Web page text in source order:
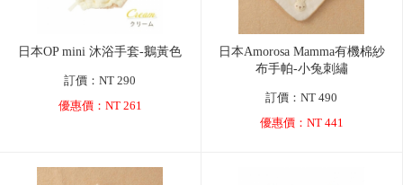
日本OP mini 沐浴手套-鵝黃色
訂價：NT 290
優惠價：NT 261
日本Amorosa Mamma有機棉紗
布手帕-小兔刺繡
訂價：NT 490
優惠價：NT 441